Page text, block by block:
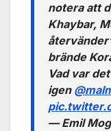
notera att
Khaybar,
brände
Vad var
igen
— Emil